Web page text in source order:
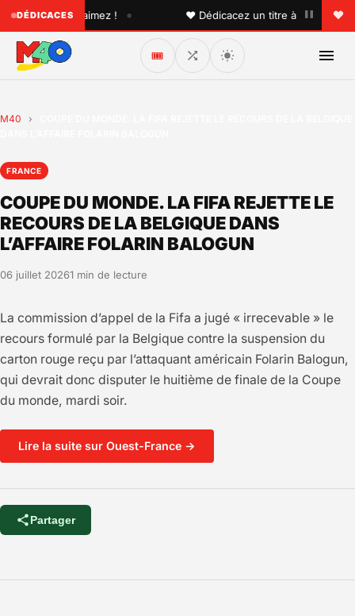
DÉDICACES
que vous aimez ! • ♥ Dédicacez un titre à vos proches
🎟️
M40 ›
FRANCE
COUPE DU MONDE. LA FIFA REJETTE LE
RECOURS DE LA BELGIQUE DANS
L’AFFAIRE FOLARIN BALOGUN
06 juillet 20261 min de lecture
La commission d’appel de la Fifa a jugé « irrecevable » le
recours formulé par la Belgique contre la suspension du
carton rouge reçu par l’attaquant américain Folarin Balogun,
qui devrait donc disputer le huitième de finale de la Coupe
du monde, mardi soir.
Lire la suite sur Ouest-France →
Partager